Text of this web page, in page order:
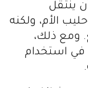
ينتقل
الأم، ولكنه
ومع ذلك،
في استخدام